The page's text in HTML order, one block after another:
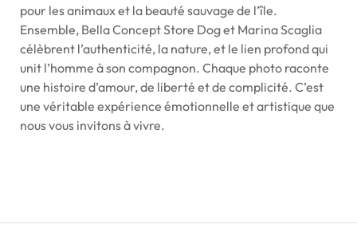
pour les animaux et la beauté sauvage de l’île.
Ensemble, Bella Concept Store Dog et Marina Scaglia
célèbrent l’authenticité, la nature, et le lien profond qui
unit l’homme à son compagnon. Chaque photo raconte
une histoire d’amour, de liberté et de complicité. C’est
une véritable expérience émotionnelle et artistique que
nous vous invitons à vivre.